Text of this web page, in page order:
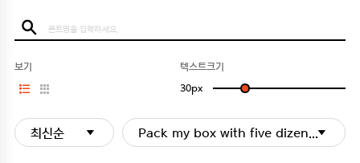
보기
텍스트크기
30px
최신순 Pack my box with five dizen liquor